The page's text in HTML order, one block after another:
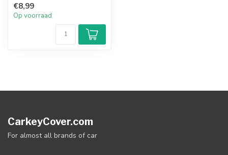
€8,99
Op voorraad
CarkeyCover.com
For almost all brands of car